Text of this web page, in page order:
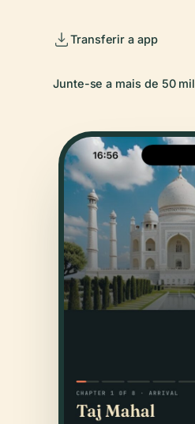
Transferir a app
Junte-se a mais de 50